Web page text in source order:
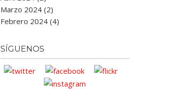
Marzo 2024 (2)
Febrero 2024 (4)
SÍGUENOS